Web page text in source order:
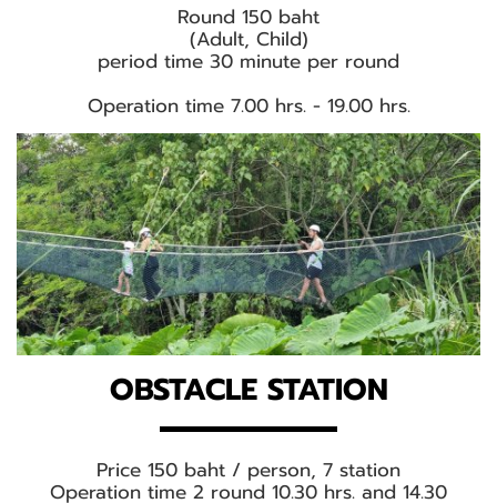
Round 150 baht
(Adult, Child)
period time 30 minute per round
Operation time 7.00 hrs. - 19.00 hrs.
OBSTACLE STATION
Price 150 baht / person, 7 station
Operation time 2 round 10.30 hrs. and 14.30